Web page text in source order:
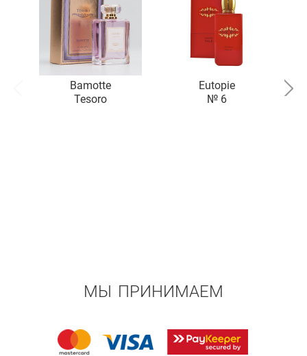
Bamotte
Tesoro
Eutopie
№ 6
МЫ ПРИНИМАЕМ